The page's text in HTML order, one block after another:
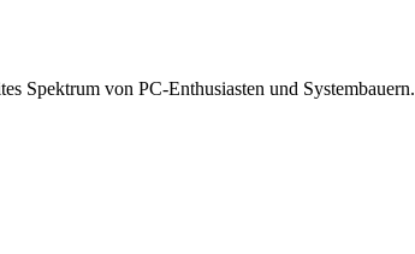
Spektrum von PC-Enthusiasten und Systembauern.